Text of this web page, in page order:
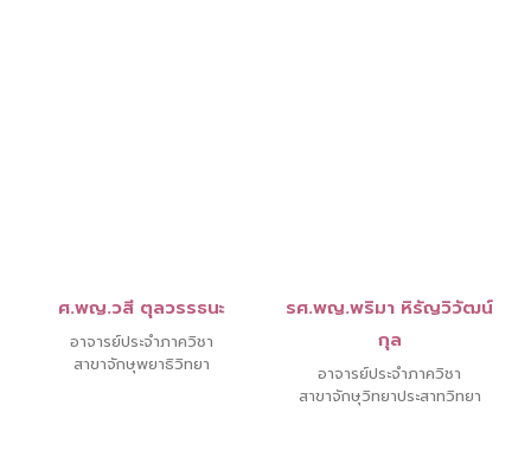
ศ.พญ.วสี ตุลวรรธนะ
อาจารย์ประจำภาควิชา
สาขาจักษุพยาธิวิทยา
รศ.พญ.พริมา หิรัญวิวัฒน์
กุล
อาจารย์ประจำภาควิชา
สาขาจักษุวิทยาประสาทวิทยา